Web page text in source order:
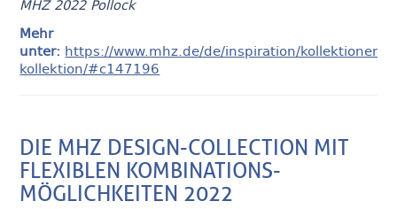
MHZ 2022 Pollock
Mehr
unter: https://www.mhz.de/de/inspiration/kollektionen/
kollektion/#c147196
DIE MHZ DESIGN-COLLECTION MIT
FLEXIBLEN KOMBINATIONS-
MÖGLICHKEITEN 2022